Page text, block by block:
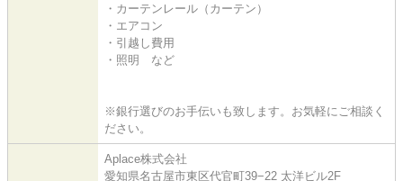
・カーテンレール（カーテン）
・エアコン
・引越し費用
・照明 など
※銀行選びのお手伝いも致します。お気軽にご相談く
ださい。
Aplace株式会社
愛知県名古屋市東区代官町39−22 太洋ビル2F